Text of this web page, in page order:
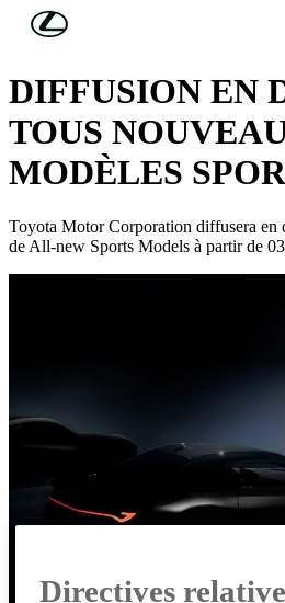
Skip to Main Content
SAVE THE DATE:
DIFFUSION EN
TOUS
MODÈLES
Toyota Motor Corporation diffusera en
de All-new Sports Models à partir de
Directives